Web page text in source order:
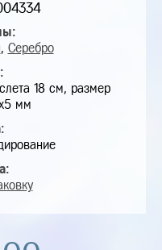
, Серебро
18 см, размер
мм